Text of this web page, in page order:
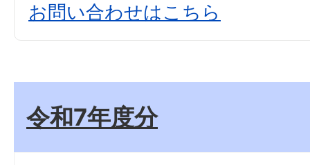
お問い合わせはこちら
令和7年度分